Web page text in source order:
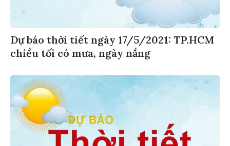
Dự báo thời tiết ngày 17/5/2021: TP.HCM
chiều tối có mưa, ngày nắng